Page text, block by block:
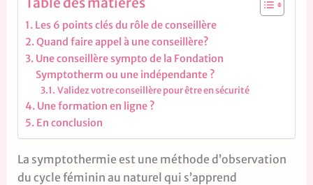
Les 6 points clés du rôle de conseillère
Quand faire appel à une conseillère?
Une conseillère sympto de la Fondation
Symptotherm ou une indépendante ?
Validez votre conseillère pour être en sécurité
Une formation en ligne ?
En conclusion
La symptothermie est une méthode d’observation
du cycle féminin au naturel qui s’apprend